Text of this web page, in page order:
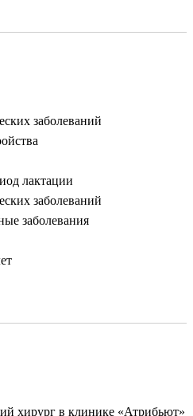
заболеваний
лактации
заболеваний
заболевания
хирург в клинике «Атрибьют»